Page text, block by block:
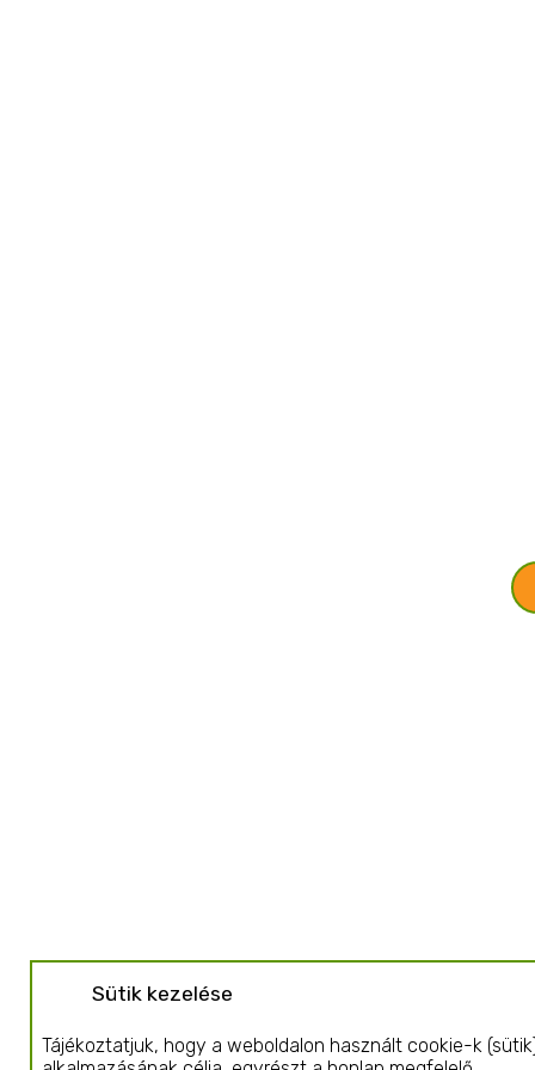
Sütik kezelése
Tájékoztatjuk, hogy a weboldalon használt cookie-k